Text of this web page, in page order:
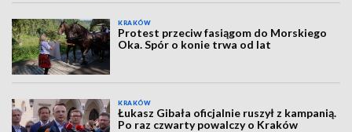
KRAKÓW
Protest przeciw fasiągom do Morskiego
Oka. Spór o konie trwa od lat
KRAKÓW
Łukasz Gibała oficjalnie ruszył z kampanią.
Po raz czwarty powalczy o Kraków